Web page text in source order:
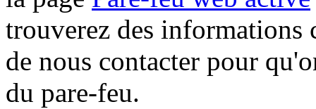
trouverez des informations
de nous contacter pour
du pare-feu.